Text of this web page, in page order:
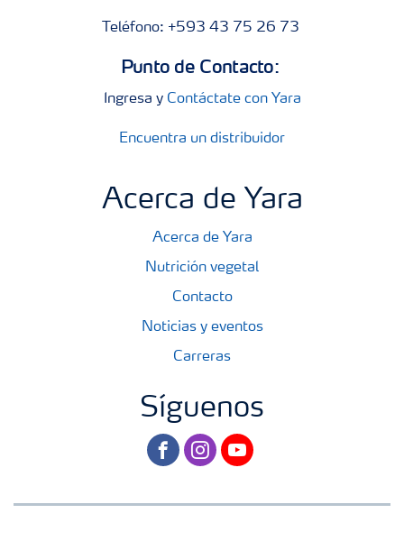
Teléfono: +593 43 75 26 73
Punto de Contacto:
Ingresa y Contáctate con Yara
Encuentra un distribuidor
Acerca de Yara
Acerca de Yara
Nutrición vegetal
Contacto
Noticias y eventos
Carreras
Síguenos
facebookinstagram
youtube